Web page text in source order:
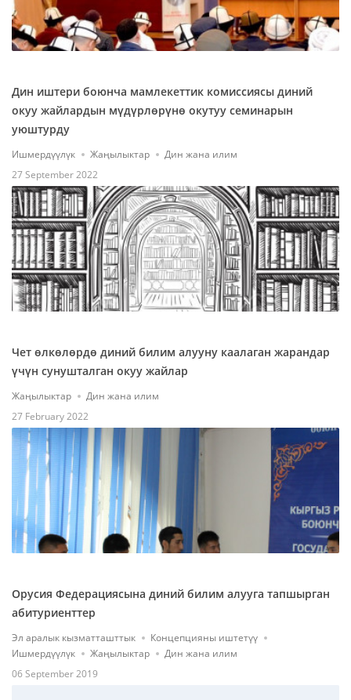
Дин иштери боюнча мамлекеттик комиссиясы диний
окуу жайлардын мүдүрлөрүнө окутуу семинарын
уюштурду
Ишмердүүлүк Жаңылыктар
Дин жана илим
27 September 2022
Чет өлкөлөрдө диний билим алууну каалаган жарандар
үчүн сунушталган окуу жайлар
Жаңылыктар
Дин жана илим
27 February 2022
Орусия Федерациясына диний билим алууга тапшырган
абитуриенттер
Эл аралык кызматташттык
Концепцияны иштетүү
Ишмердүүлүк
Жаңылыктар
Дин жана илим
06 September 2019